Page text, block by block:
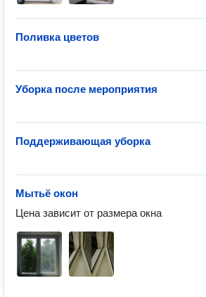
Поливка цветов
Уборка после мероприятия
Поддерживающая уборка
Мытьё окон
Цена зависит от размера окна